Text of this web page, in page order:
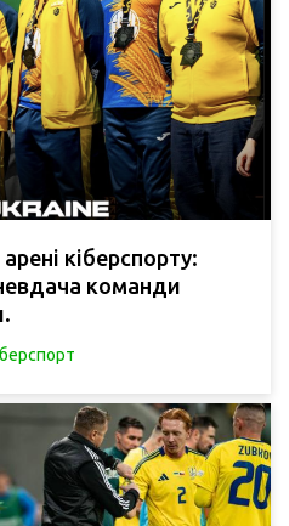
кіберспорту:
команди